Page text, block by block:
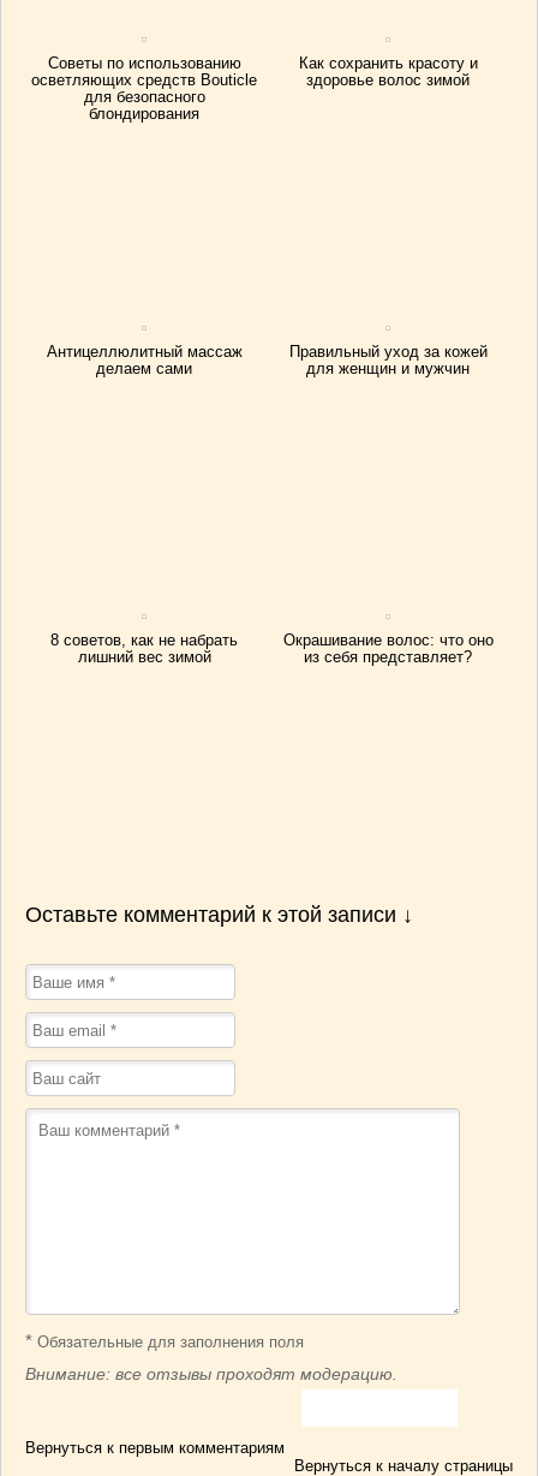
Советы по использованию
осветляющих средств Bouticle
для безопасного
блондирования
Как сохранить красоту и
здоровье волос зимой
Антицеллюлитный массаж
делаем сами
Правильный уход за кожей
для женщин и мужчин
8 советов, как не набрать
лишний вес зимой
Окрашивание волос: что оно
из себя представляет?
Оставьте комментарий к этой записи ↓
* Обязательные для заполнения поля
Внимание: все отзывы проходят модерацию.
Вернуться к первым комментариям
Вернуться к началу страницы